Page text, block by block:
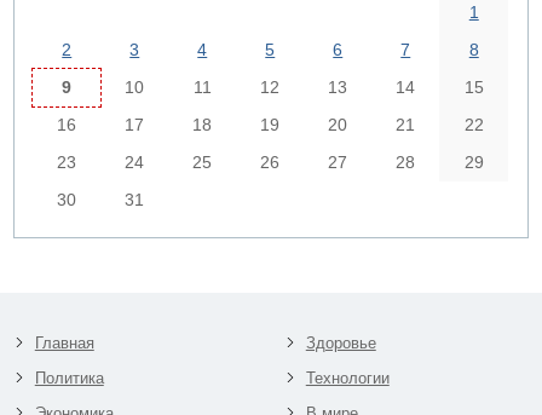
1
2
3 4 5 6 7
8
9
10 11 12 13 14
15
16
17 18 19 20 21
22
23
24 25 26 27 28
29
30
31
Главная
Политика
Здоровье
Технологии